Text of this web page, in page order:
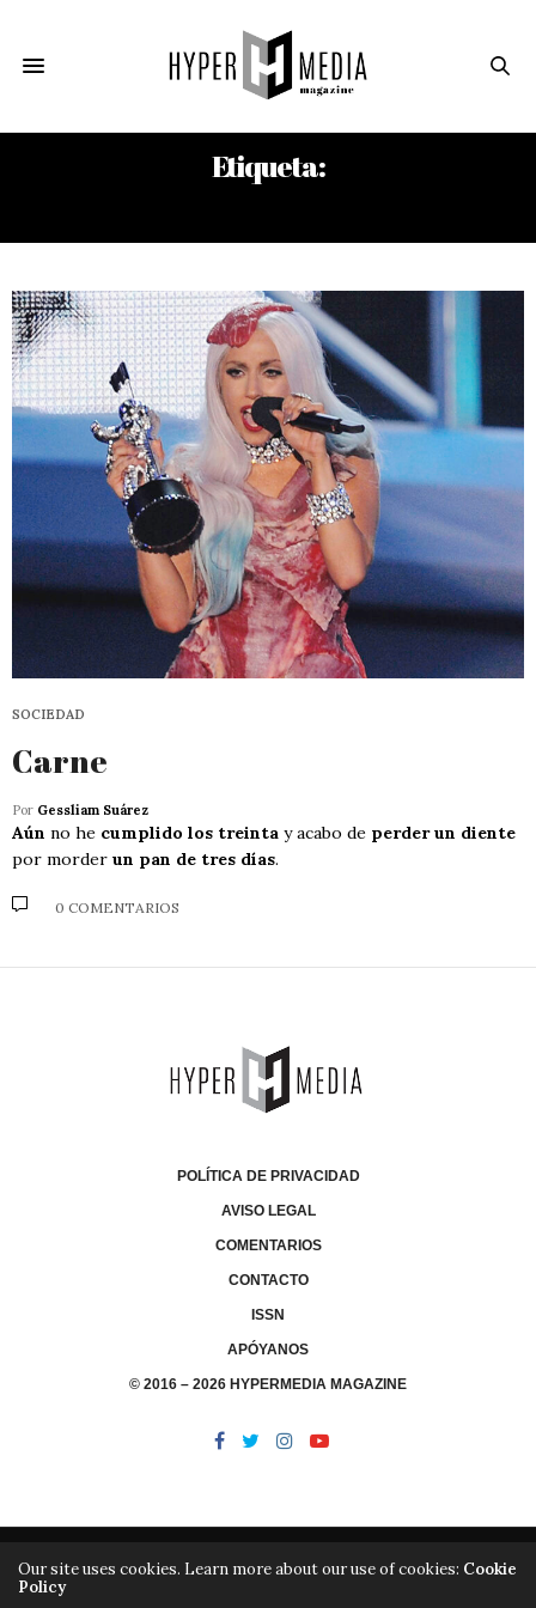
Etiqueta:
SOCIEDAD
Carne
Por Gessliam Suárez
Aún no he cumplido los treinta y acabo de perder un diente
por morder un pan de tres días.
0 COMENTARIOS
POLÍTICA DE PRIVACIDAD
AVISO LEGAL
COMENTARIOS
CONTACTO
ISSN
APÓYANOS
© 2016 – 2026 HYPERMEDIA MAGAZINE
LIBRERÍA
Our site uses cookies. Learn more about our use of cookies: Cookie
Policy